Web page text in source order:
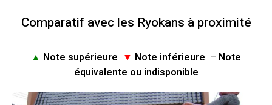
Comparatif avec les Ryokans à proximité
▲ Note supérieure ▼ Note inférieure – Note
équivalente ou indisponible